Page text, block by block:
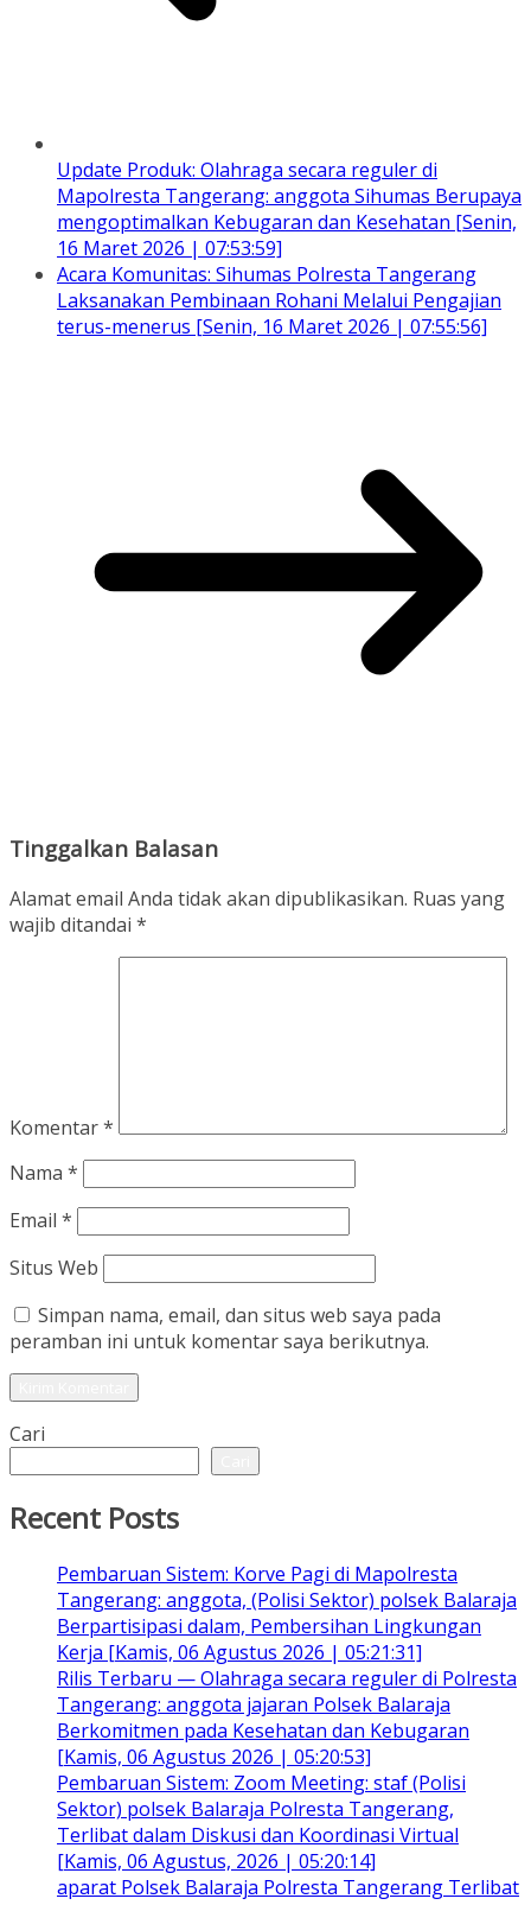
Update Produk: Olahraga secara reguler di
Mapolresta Tangerang: anggota Sihumas Berupaya
mengoptimalkan Kebugaran dan Kesehatan [Senin,
16 Maret 2026 | 07:53:59]
Acara Komunitas: Sihumas Polresta Tangerang
Laksanakan Pembinaan Rohani Melalui Pengajian
terus-menerus [Senin, 16 Maret 2026 | 07:55:56]
Tinggalkan Balasan
Alamat email Anda tidak akan dipublikasikan. Ruas yang
wajib ditandai *
Komentar*
Nama *
Email *
Situs Web
Simpan nama, email, dan situs web saya pada
peramban ini untuk komentar saya berikutnya.
Cari
Recent Posts
Pembaruan Sistem: Korve Pagi di Mapolresta
Tangerang: anggota, (Polisi Sektor) polsek Balaraja
Berpartisipasi dalam, Pembersihan Lingkungan
Kerja [Kamis, 06 Agustus 2026 | 05:21:31]
Rilis Terbaru — Olahraga secara reguler di Polresta
Tangerang: anggota jajaran Polsek Balaraja
Berkomitmen pada Kesehatan dan Kebugaran
[Kamis, 06 Agustus 2026 | 05:20:53]
Pembaruan Sistem: Zoom Meeting: staf (Polisi
Sektor) polsek Balaraja Polresta Tangerang,
Terlibat dalam Diskusi dan Koordinasi Virtual
[Kamis, 06 Agustus, 2026 | 05:20:14]
aparat Polsek Balaraja Polresta Tangerang Terlibat